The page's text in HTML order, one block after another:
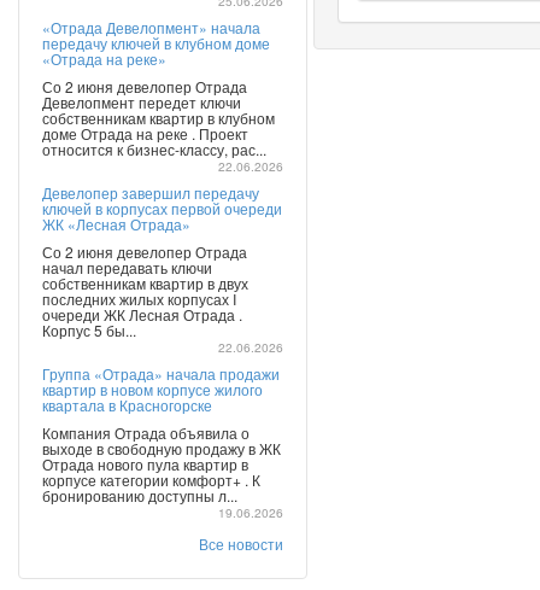
«Отрада Девелопмент» начала
передачу ключей в клубном доме
«Отрада на реке»
Со 2 июня девелопер Отрада
Девелопмент передет ключи
собственникам квартир в клубном
доме Отрада на реке . Проект
относится к бизнес-классу, рас...
22.06.2026
Девелопер завершил передачу
ключей в корпусах первой очереди
ЖК «Лесная Отрада»
Со 2 июня девелопер Отрада
начал передавать ключи
собственникам квартир в двух
последних жилых корпусах I
очереди ЖК Лесная Отрада .
Корпус 5 бы...
22.06.2026
Группа «Отрада» начала продажи
квартир в новом корпусе жилого
квартала в Красногорске
Компания Отрада объявила о
выходе в свободную продажу в ЖК
Отрада нового пула квартир в
корпусе категории комфорт+ . К
бронированию доступны л...
19.06.2026
Все новости